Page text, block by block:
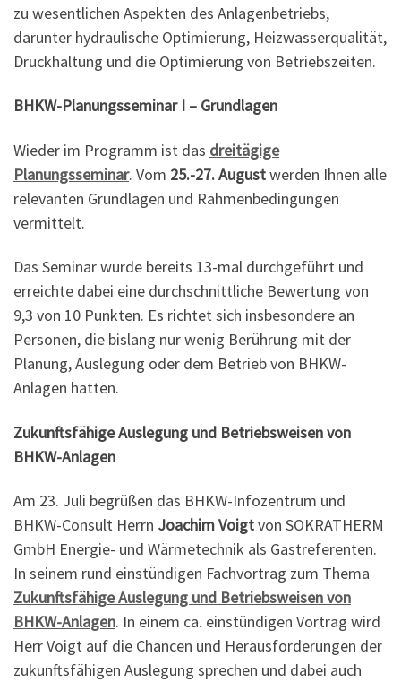
zu wesentlichen Aspekten des Anlagenbetriebs,
darunter hydraulische Optimierung, Heizwasserqualität,
Druckhaltung und die Optimierung von Betriebszeiten.
BHKW-Planungsseminar I – Grundlagen
Wieder im Programm ist das dreitägige
Planungsseminar. Vom 25.-27. Augustwerden Ihnen alle
relevanten Grundlagen und Rahmenbedingungen
vermittelt.
Das Seminar wurde bereits 13-mal durchgeführt und
erreichte dabei eine durchschnittliche Bewertung von
9,3 von 10 Punkten. Es richtet sich insbesondere an
Personen, die bislang nur wenig Berührung mit der
Planung, Auslegung oder dem Betrieb von BHKW-
Anlagen hatten.
Zukunftsfähige Auslegung und Betriebsweisen von
BHKW-Anlagen
Am 23. Juli begrüßen das BHKW-Infozentrum und
BHKW-Consult Herrn Joachim Voigtvon SOKRATHERM
GmbH Energie- und Wärmetechnik als Gastreferenten.
In seinem rund einstündigen Fachvortrag zum Thema
Zukunftsfähige Auslegung und Betriebsweisen von
BHKW-Anlagen. In einem ca. einstündigen Vortrag wird
Herr Voigt auf die Chancen und Herausforderungen der
zukunftsfähigen Auslegung sprechen und dabei auch